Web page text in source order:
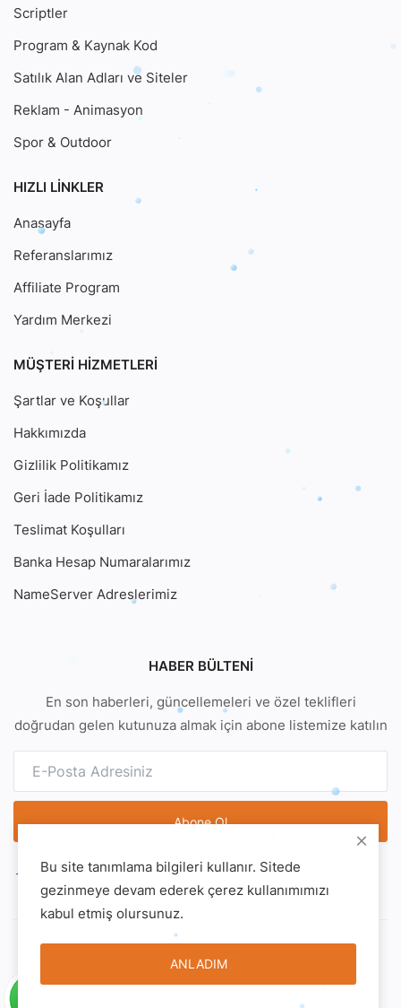
Scriptler
Program & Kaynak Kod
Satılık Alan Adları ve Siteler
Reklam - Animasyon
Spor & Outdoor
HIZLI LINKLER
Anasayfa
Referanslarımız
Affiliate Program
Yardım Merkezi
MÜŞTERI HIZMETLERI
Şartlar ve Koşullar
Hakkımızda
Gizlilik Politikamız
Geri İade Politikamız
Teslimat Koşulları
Banka Hesap Numaralarımız
NameServer Adreslerimiz
HABER BÜLTENI
En son haberleri, güncellemeleri ve özel teklifleri
doğrudan gelen kutunuza almak için abone listemize katılın
Abone Ol
Copyright 2021 Safir Medya - Tüm hakları saklıdır.
Bu site tanımlama bilgileri kullanır. Sitede
gezinmeye devam ederek çerez kullanımımızı
kabul etmiş olursunuz.
ANLADIM